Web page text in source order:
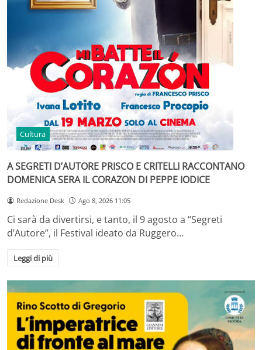
Cultura
A SEGRETI D’AUTORE PRISCO E CRITELLI RACCONTANO
DOMENICA SERA IL CORAZON DI PEPPE IODICE
Redazione Desk Ago 8, 2026 11:05
Ci sarà da divertirsi, e tanto, il 9 agosto a “Segreti
d’Autore”, il Festival ideato da Ruggero…
Leggi di più